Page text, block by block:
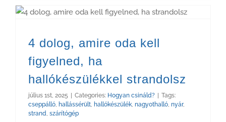
4 dolog, amire oda kell
figyelned, ha
hallókészülékkel strandolsz
július 1st, 2025 | Categories: Hogyan csináld? | Tags:
cseppálló hallássérült hallókészülék nagyothalló nyár,
strand szárítógép